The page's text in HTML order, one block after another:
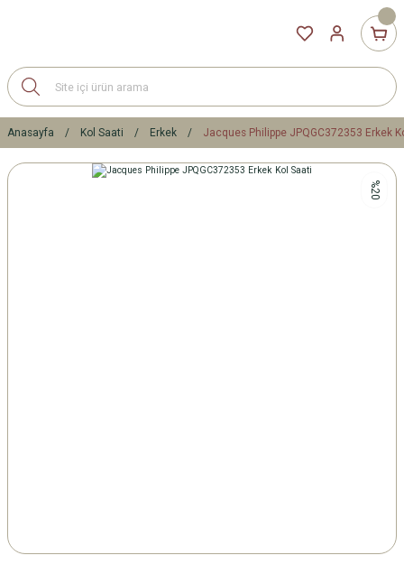
Anasayfa Kol Saati Erkek Jacques Philippe JPQGC372353 Erkek
%20